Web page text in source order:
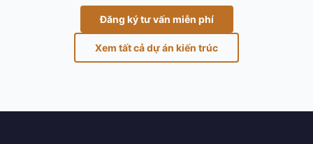
Đăng ký tư vấn miễn phí
Xem tất cả dự án kiến trúc